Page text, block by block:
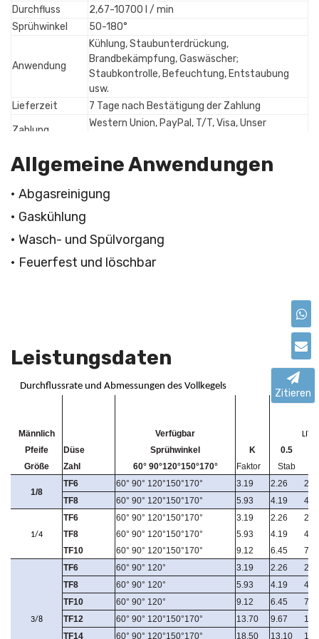
Durchfluss
2,67-10700 l / min
Sprühwinkel
50-180°
Anwendung
Kühlung, Staubunterdrückung,
Brandbekämpfung, Gaswäscher;
Staubkontrolle, Befeuchtung, Entstaubung
usw.
Lieferzeit
7 Tage nach Bestätigung der Zahlung
Zahlung
Western Union, PayPal, T/T, Visa, Unser
Allgemeine Anwendungen
• Abgasreinigung
• Gaskühlung
• Wasch- und Spülvorgang
• Feuerfest und löschbar
Leistungsdaten
Durchflussrate und Abmessungen des Vollkegels
Männlich Verfügbar
Pfeife Düse Sprühwinkel K 0.5
Größe
Zahl 60° 90°120°150°170° Faktor Stab
1/8
TF6 60° 90° 120°150°170° 3.19 2.26
TF8
60° 90° 120°150°170° 5.93 4.19
1/4
TF6 60° 90° 120°150°170° 3.19 2.26
TF8
60° 90° 120°150°170° 5.93 4.19
TF10
60° 90° 120°150°170° 9.12 6.45
3/8
TF6 60° 90° 120° 3.19 2.26
TF8
60° 90° 120° 5.93 4.19
TF10
60° 90° 120° 9.12 6.45
TF12
60° 90° 120°150°170° 13.70 9.67
TF14
60° 90° 120°150°170° 18.50 13.10
Zitieren